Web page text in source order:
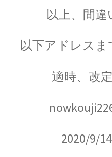
ギ
”a physicist
【三角法を考案し
以上、間
以下アドレスま
適時、改
2020/9/